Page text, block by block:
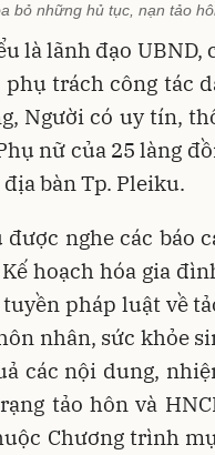
bỏ những hủ tục, nạn tảo
là lãnh đạo
trách công tác
Người có uy tín,
nữ của 25 làng
bàn Tp. Pleiku.
nghe các báo
hoạch hóa gia
pháp luật về
nhân, sức khỏe
các nội dung,
tảo hôn và
Chương trình